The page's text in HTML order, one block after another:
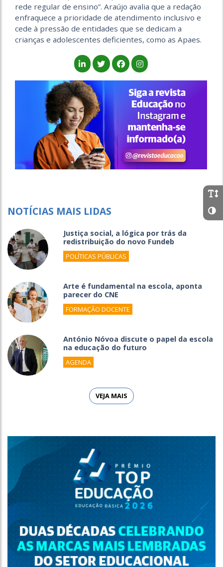
rede regular de ensino”. Araújo avalia que a redação
enfraquece a prioridade de atendimento inclusivo e
cede à pressão de entidades que se dedicam a
crianças e adolescentes deficientes, como as Apaes.
NOTÍCIAS MAIS LIDAS
Justiça social, a lógica por trás da
redistribuição do novo Fundeb
POLÍTICAS PÚBLICAS
Arte é fundamental na escola, aponta
parecer do CNE
FORMAÇÃO DOCENTE
António Nóvoa discute o papel da escola
na educação do futuro
AGENDA
VEJA MAIS